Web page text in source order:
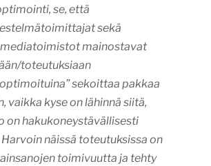
se, että
sekä
mainostavat
toteutuksiaan
sekoittaa pakkaa
vaikka kyse on lähinnä siitä,
on hakukoneystävällisesti
näissä toteutuksissa on
toimivuutta ja tehty